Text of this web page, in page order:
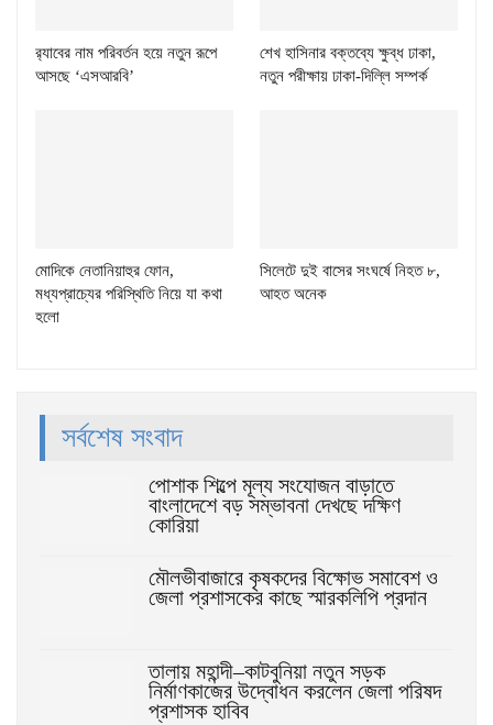
র‌্যাবের নাম পরিবর্তন হয়ে নতুন রূপে
আসছে ‘এসআরবি’
শেখ হাসিনার বক্তব্যে ক্ষুব্ধ ঢাকা,
নতুন পরীক্ষায় ঢাকা-দিল্লি সম্পর্ক
মোদিকে নেতানিয়াহুর ফোন,
মধ্যপ্রাচ্যের পরিস্থিতি নিয়ে যা কথা
হলো
সিলেটে দুই বাসের সংঘর্ষে নিহত ৮,
আহত অনেক
সর্বশেষ সংবাদ
পোশাক শিল্পে মূল্য সংযোজন বাড়াতে
বাংলাদেশে বড় সম্ভাবনা দেখছে দক্ষিণ
কোরিয়া
মৌলভীবাজারে কৃষকদের বিক্ষোভ সমাবেশ ও
জেলা প্রশাসকের কাছে স্মারকলিপি প্রদান
তালায় মহান্দী–কাটবুনিয়া নতুন সড়ক
নির্মাণকাজের উদ্বোধন করলেন জেলা পরিষদ
প্রশাসক হাবিব